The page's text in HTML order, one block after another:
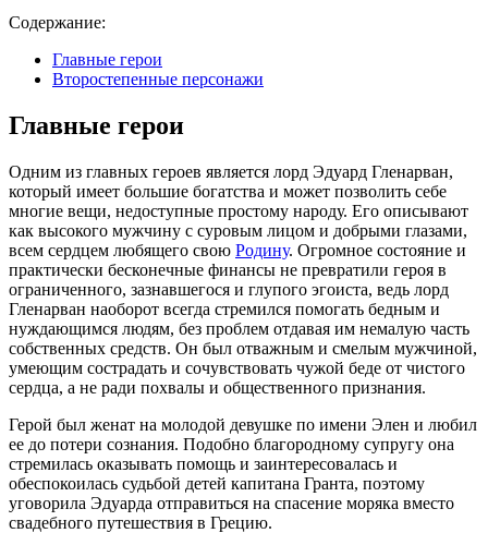
Содержание:
Главные герои
Второстепенные персонажи
Главные герои
Одним из главных героев является лорд Эдуард Гленарван,
который имеет большие богатства и может позволить себе
многие вещи, недоступные простому народу. Его описывают
как высокого мужчину с суровым лицом и добрыми глазами,
всем сердцем любящего свою Родину. Огромное состояние и
практически бесконечные финансы не превратили героя в
ограниченного, зазнавшегося и глупого эгоиста, ведь лорд
Гленарван наоборот всегда стремился помогать бедным и
нуждающимся людям, без проблем отдавая им немалую часть
собственных средств. Он был отважным и смелым мужчиной,
умеющим сострадать и сочувствовать чужой беде от чистого
сердца, а не ради похвалы и общественного признания.
Герой был женат на молодой девушке по имени Элен и любил
ее до потери сознания. Подобно благородному супругу она
стремилась оказывать помощь и заинтересовалась и
обеспокоилась судьбой детей капитана Гранта, поэтому
уговорила Эдуарда отправиться на спасение моряка вместо
свадебного путешествия в Грецию.